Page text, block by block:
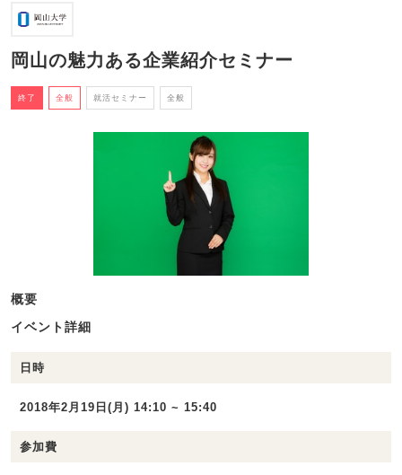
岡山の魅力ある企業紹介セミナー
終了 全般 就活セミナー 全般
概要
イベント詳細
日時
2018年2月19日(月) 14:10 ~ 15:40
参加費